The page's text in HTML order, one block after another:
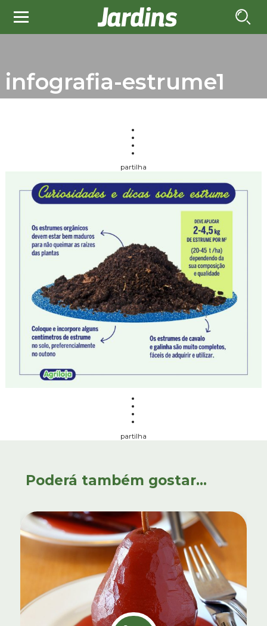
infografia-estrume1
partilha
partilha
Poderá também gostar...